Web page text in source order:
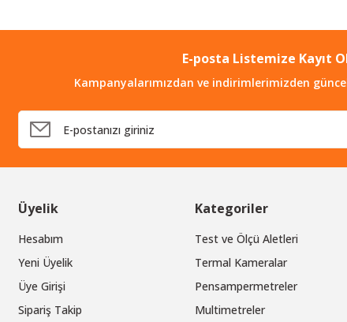
Gönder
E-posta Listemize Kayıt
Kampanyalarımızdan ve indirimlerimizden
Üyelik
Hesabım
Yeni Üyelik
Üye Girişi
Sipariş Takip
Kategoriler
Test ve Ölçü Aletleri
Termal Kameralar
Pensampermetreler
Multimetreler